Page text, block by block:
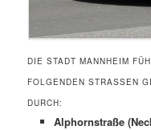
DIE STADT MANNHEIM
FOLGENDEN STRASSEN
URCH:
Alphornstraße